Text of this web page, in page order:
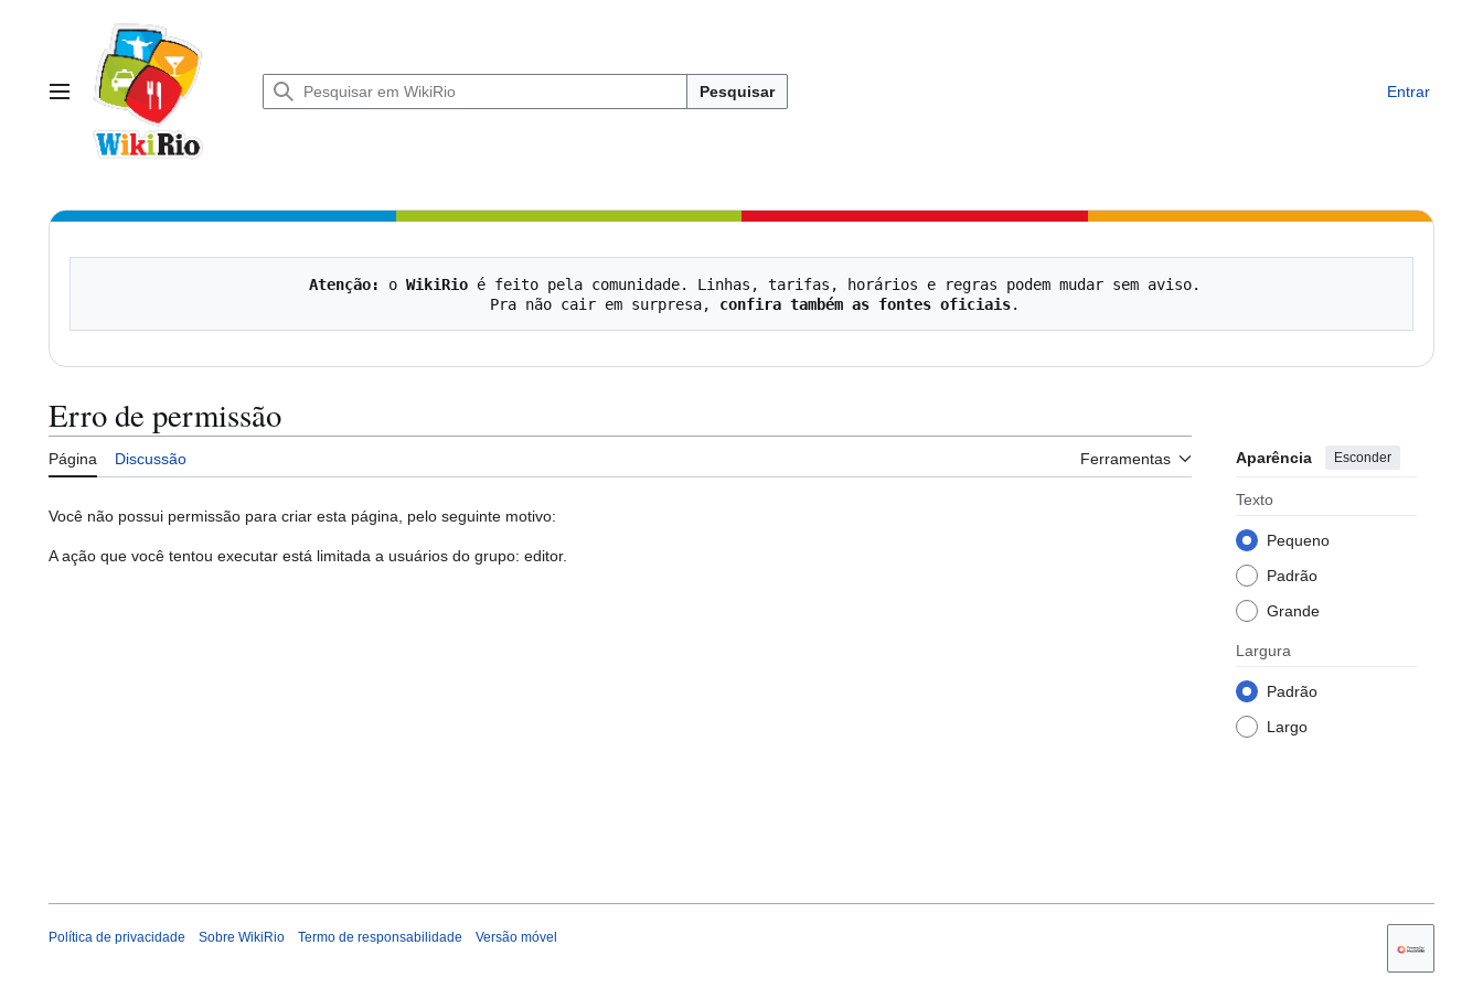
Menu principal Pesquisar Entrar
Atenção: o WikiRio é feito pela comunidade. Linhas, tarifas, horários e regras podem mudar sem aviso.
   Pra não cair em surpresa,
confira também as fontes oficiais
Erro de permissão
Página Discussão Ferramentas Aparência Esconder
Texto
Pequeno
Padrão
Grande
Largura
Padrão
Largo
Você não possui permissão para criar esta página, pelo seguinte motivo:
A ação que você tentou executar está limitada a usuários do grupo: editor.
Política de privacidade Sobre WikiRio Termo de responsabilidade Versão móvel